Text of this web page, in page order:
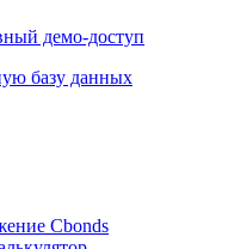
демо-доступ
базу данных
Cbonds